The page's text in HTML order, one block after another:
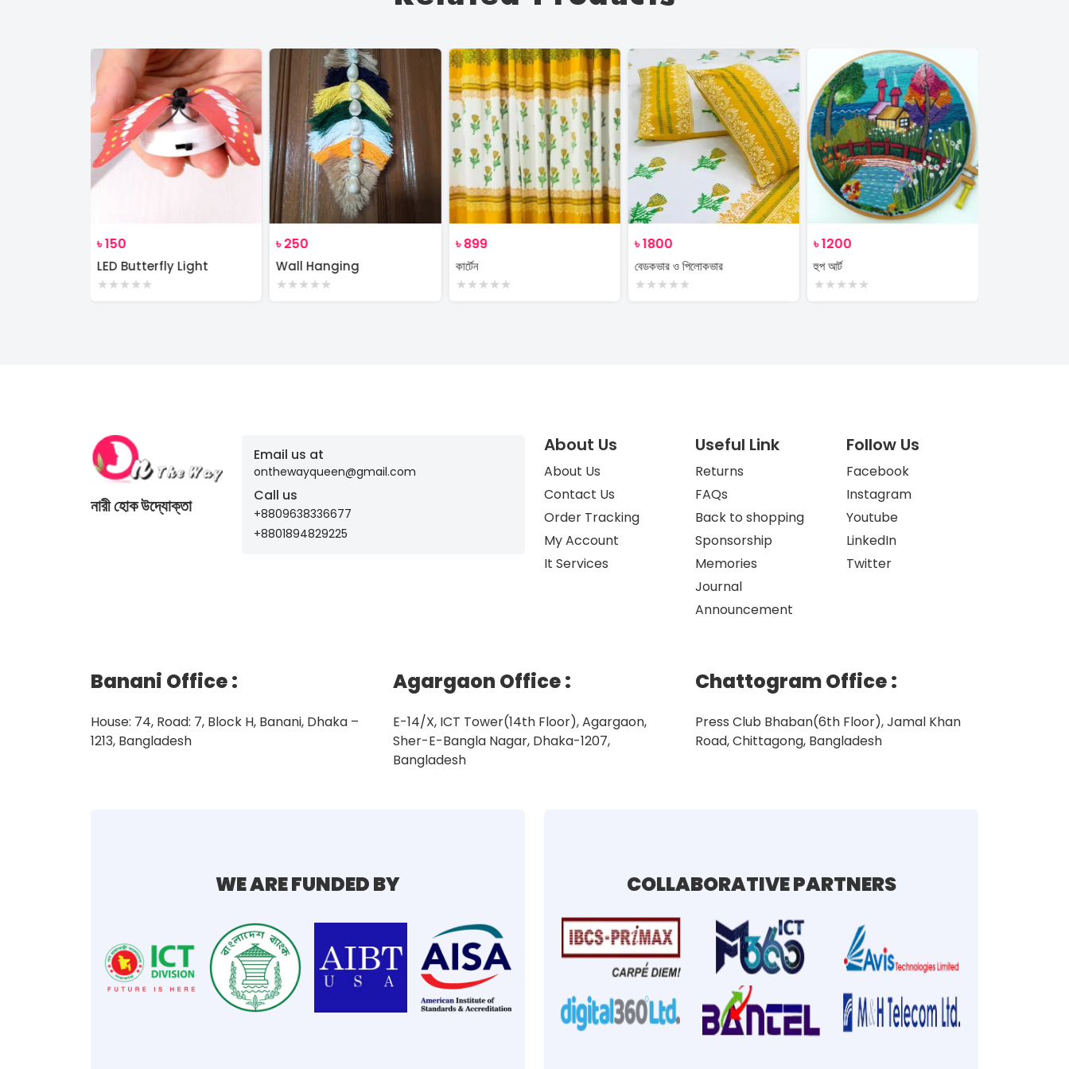
৳150
LED Butterfly Light
★★★★★
৳250
Wall Hanging
★★★★★
৳899
কার্টেন
★★★★★
৳1800
বেডকভার ও পিলোকভার
★★★★★
৳1200
হুপ আর্ট
★★★★★
নারী হোক উদ্যোক্তা
Email us at
onthewayqueen@gmail.com
Call us
+8809638336677
+8801894829225
About Us
About Us
Contact Us
Order Tracking
My Account
It Services
Useful Link
Returns
FAQs
Back to shopping
Sponsorship
Memories
Journal
Announcement
Follow Us
Facebook
Instagram
Youtube
LinkedIn
Twitter
Banani Office:
House: 74, Road: 7, Block H, Banani, Dhaka –
1213, Bangladesh
Agargaon Office:
E-14/X, ICT Tower(14th Floor), Agargaon,
Sher-E-Bangla Nagar, Dhaka-1207,
Bangladesh
Chattogram Office:
Press Club Bhaban(6th Floor), Jamal Khan
Road, Chittagong, Bangladesh
WE ARE FUNDED BY COLLABORATIVE PARTNERS